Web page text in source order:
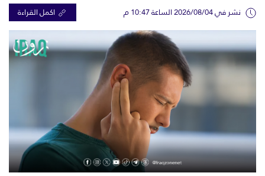
نشر في 2026/08/04 الساعة 10:47 م اكمل القراءة